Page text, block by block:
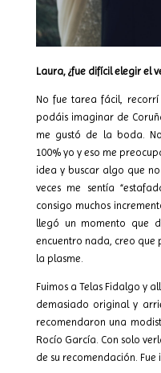
Laura, ¿fue difícil elegir el
No fue tarea fácil,
podáis imaginar de
me gustó de la boda.
100% yo y eso me
idea y buscar algo que no
veces me sentía
consigo muchos
llegó un momento que
encuentro nada, creo que
la plasme.
Fuimos a Telas Fidalgo y
demasiado original y
recomendaron una
Rocío García. Con solo
de su recomendación.